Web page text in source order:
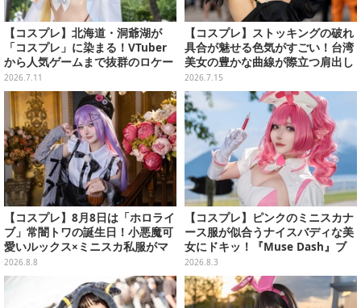
【コスプレ】北海道・洞爺湖が
「コスプレ」に染まる！VTuber
から人気ゲームまで抜群のロケー
ションも必見な美女レイヤー10選
【写真45枚】
2026.7.11
【コスプレ】ストッキングの破れ
具合が魅せる色気がすごい！台湾
美女の豊かな曲線が際立つ肩出し
ファッションがセクシーだった
【写真9枚】
2026.7.15
【コスプレ】8月8日は「ホロライ
ブ」常闇トワの誕生日！小悪魔可
愛いルックス×ミニスカ私服がマ
ジ天使すぎな美女レイヤーまとめ
【写真45枚】
2026.8.8
【コスプレ】ピンクのミニスカナ
ース服が似合うナイスバディな美
女にドキッ！『Muse Dash』ブ
ロウに思わずお注射されたい【写
真8枚】
2026.8.3